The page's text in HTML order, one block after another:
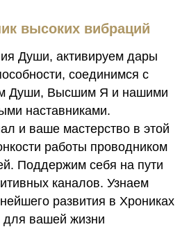
высоких вибраций
Души, активируем дары
соединимся с
Души, Высшим Я и нашими
наставниками.
и ваше мастерство в этой
работы проводником
Поддержим себя на пути
каналов. Узнаем
развития в Хрониках
вашей жизни